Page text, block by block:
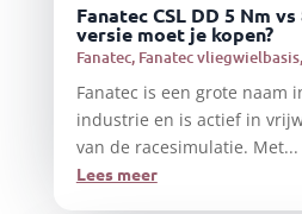
Fanatec CSL DD 5 Nm
versie moet je kopen?
Fanatec, Fanatec vliegwielbasis,
Fanatec is een grote naam
industrie en is actief in
van de racesimulatie. Met...
Lees meer